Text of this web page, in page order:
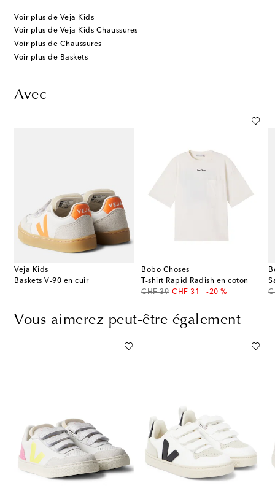
Voir plus de Veja Kids
Voir plus de Veja Kids Chaussures
Voir plus de Chaussures
Voir plus de Baskets
Avec
Veja Kids
Baskets V-90 en cuir
Bobo Choses
T-shirt Rapid Radish en coton
CHF 39
original price
CHF 31
discount price
-20 %
Vous aimerez peut-être également